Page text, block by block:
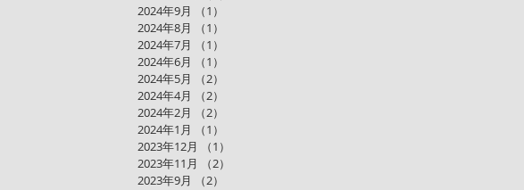
2024年9月
（1）
2024年8月
（1）
2024年7月
（1）
2024年6月
（1）
2024年5月
（2）
2024年4月
（2）
2024年2月
（2）
2024年1月
（1）
2023年12月
（1）
2023年11月
（2）
2023年9月
（2）